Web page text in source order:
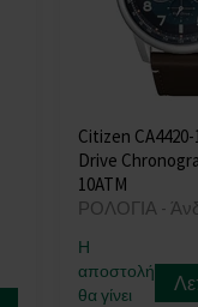
Citizen
Drive
10ATM
ΡΟΛΟΓΙΑ -
Η
αποστολή
θα γίνει